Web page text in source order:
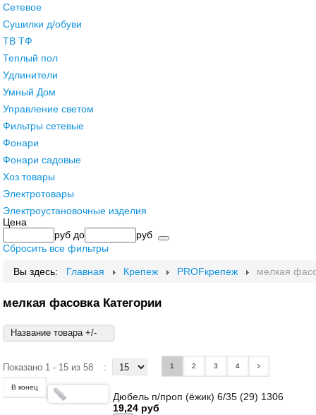
Сетевое
Сушилки д/обуви
ТВ ТФ
Теплый пол
Удлинители
Умный Дом
Управление светом
Фильтры сетевые
Фонари
Фонари садовые
Хоз.товары
Электротовары
Электроустановочные изделия
Цена
руб до
руб
Сбросить все фильтры
Вы здесь: Главная Крепеж PROFкрепеж мелкая
мелкая фасовка Категории
Название товара +/-
Показано 1 - 15 из 58 : 1 2 3 4
В конец
Дюбель п/проп (ёжик) 6/35 (29) 1306
19,24 руб